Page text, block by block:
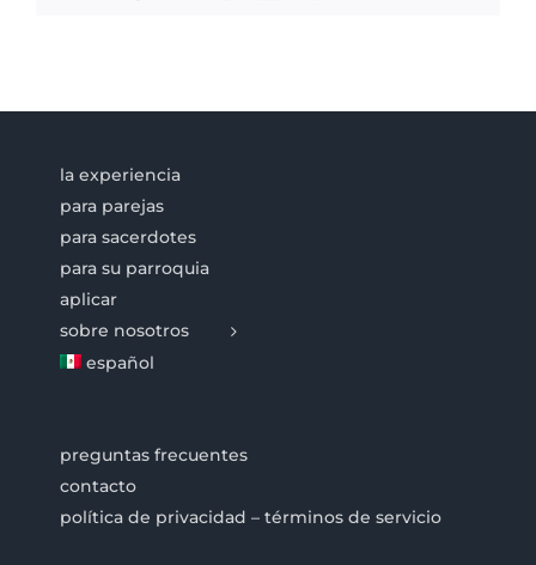
la experiencia
para parejas
para sacerdotes
para su parroquia
aplicar
sobre nosotros
español
preguntas frecuentes
contacto
política de privacidad – términos de servicio